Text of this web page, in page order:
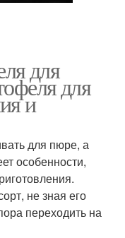
для
для
и
для пюре, а
особенности,
не зная его
переходить на